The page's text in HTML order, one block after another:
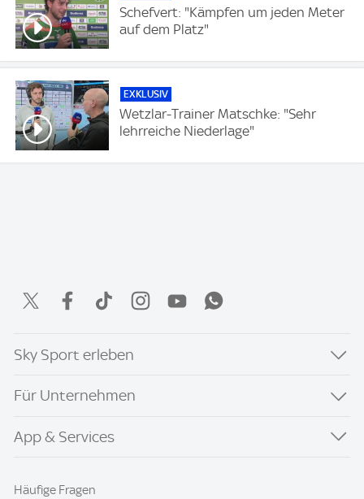
Schefvert: "Kämpfen um jeden Meter
auf dem Platz"
EXKLUSIV
Wetzlar-Trainer Matschke: "Sehr
lehrreiche Niederlage"
Sky Sport erleben
Für Unternehmen
App & Services
Häufige Fragen